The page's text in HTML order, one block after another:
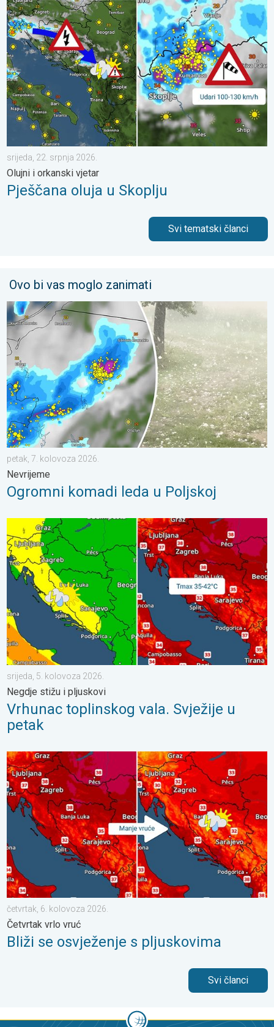
Pješčana oluja u Skoplju. Olujni i orkanski vjetar. . . srijeda, 22.
srijeda, 22. srpnja 2026.
Olujni i orkanski vjetar
Pješčana oluja u Skoplju
Svi tematski članci
Ovo bi vas moglo zanimati
Ogromni komadi leda u Poljskoj. Nevrijeme. . . petak, 7.
petak, 7. kolovoza 2026.
Nevrijeme
Ogromni komadi leda u Poljskoj
Vrhunac toplinskog vala. Svježije u petak. Negdje stižu i
srijeda, 5. kolovoza 2026.
Negdje stižu i pljuskovi
Vrhunac toplinskog vala. Svježije u
petak
Bliži se osvježenje s pljuskovima. Četvrtak vrlo vruć. . .
četvrtak, 6. kolovoza 2026.
Četvrtak vrlo vruć
Bliži se osvježenje s pljuskovima
Svi članci